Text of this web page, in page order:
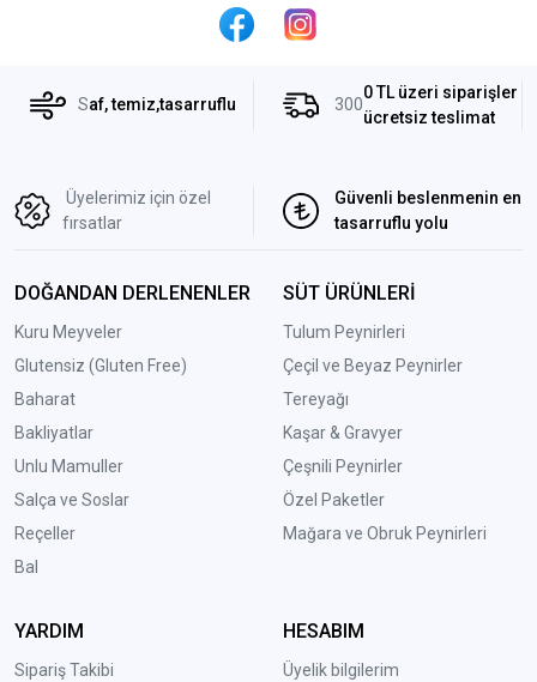
Saf, temiz,tasarruflu 300
0 TL üzeri siparişler
ücretsiz teslimat
Üyelerimiz için özel
fırsatlar
Güvenli beslenmenin en
tasarruflu yolu
DOĞANDAN DERLENENLER
Kuru Meyveler
Glutensiz (Gluten Free)
Baharat
Bakliyatlar
Unlu Mamuller
Salça ve Soslar
Reçeller
Bal
SÜT ÜRÜNLERİ
Tulum Peynirleri
Çeçil ve Beyaz Peynirler
Tereyağı
Kaşar & Gravyer
Çeşnili Peynirler
Özel Paketler
Mağara ve Obruk Peynirleri
YARDIM
Sipariş Takibi
HESABIM
Üyelik bilgilerim